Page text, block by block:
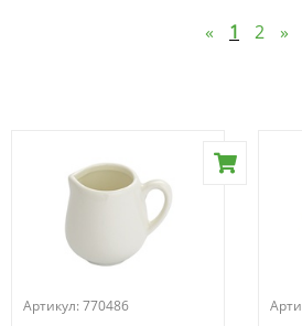
« 1 2 »
Артикул: 770486